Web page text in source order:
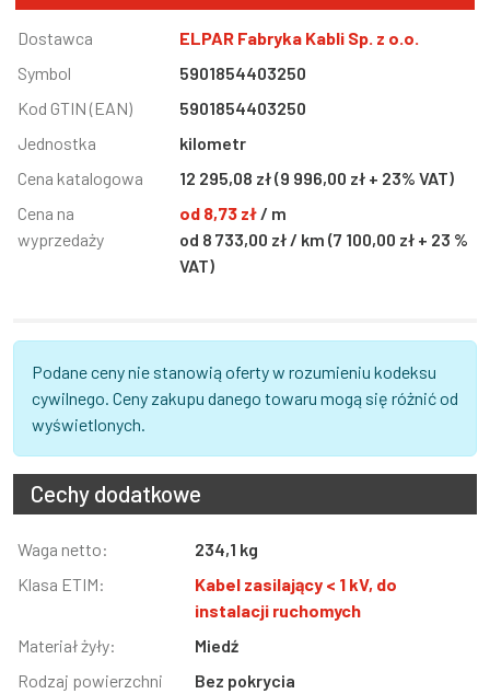
Informacja
Wartość
Dostawca
ELPAR Fabryka Kabli Sp. z o.o.
Symbol
5901854403250
Kod GTIN (EAN)
5901854403250
Jednostka
kilometr
Cena katalogowa
12 295,08 zł (9 996,00 zł + 23% VAT)
Cena na
wyprzedaży
od 8,73 zł / m
od 8 733,00 zł / km (7 100,00 zł + 23 %
VAT)
Podane ceny nie stanowią oferty w rozumieniu kodeksu
cywilnego. Ceny zakupu danego towaru mogą się różnić od
wyświetlonych.
Cechy dodatkowe
Informacja
Wartość
Waga netto:
234,1 kg
Klasa ETIM:
Kabel zasilający < 1 kV, do
instalacji ruchomych
Materiał żyły:
Miedź
Rodzaj powierzchni
Bez pokrycia